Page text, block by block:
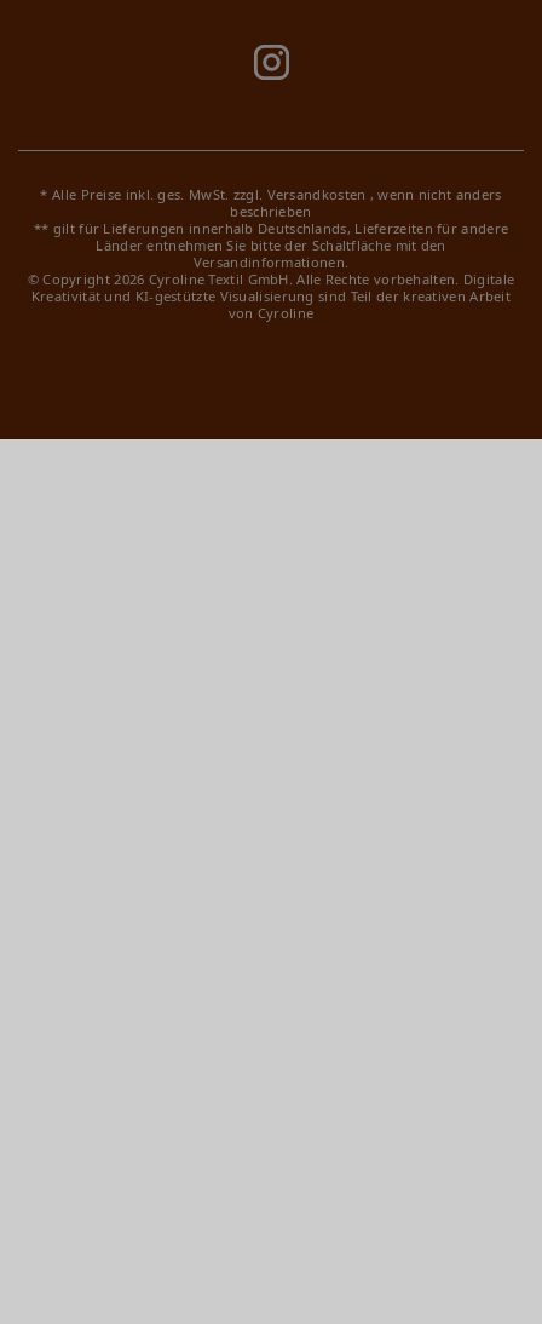
* Alle Preise inkl. ges. MwSt. zzgl. Versandkosten , wenn nicht anders
beschrieben
** gilt für Lieferungen innerhalb Deutschlands, Lieferzeiten für andere
Länder entnehmen Sie bitte der Schaltfläche mit den
Versandinformationen.
© Copyright 2026 Cyroline Textil GmbH. Alle Rechte vorbehalten. Digitale
Kreativität und KI-gestützte Visualisierung sind Teil der kreativen Arbeit
von Cyroline